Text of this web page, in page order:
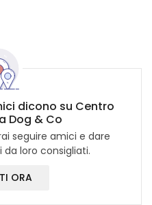
dicono su Centro
Dog & Co
seguire amici e dare
loro consigliati.
ORA